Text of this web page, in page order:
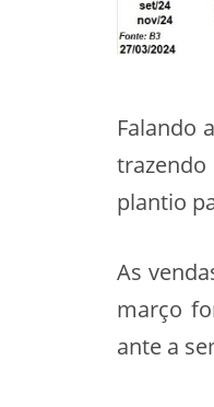
Falando
plantio
As
março
ante a